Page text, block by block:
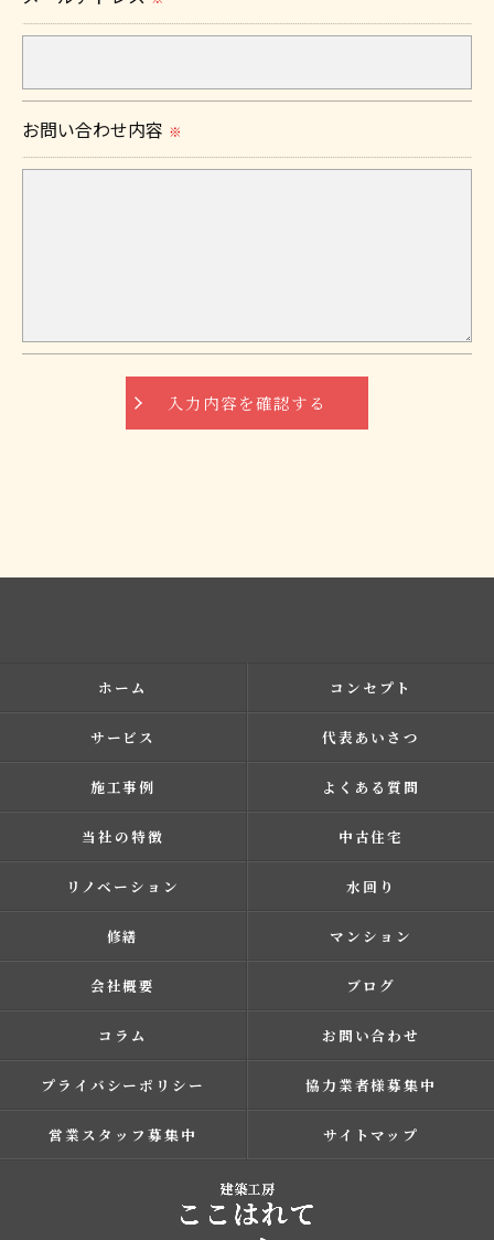
＜個人情報を与えなかった場合に生じる結果＞
＜個人情報の開示･訂正・削除･利用停止の手続につ
当社では、お客様の個人情報の開示･訂正･削除・利
きにつきましては、お電話でお問合せ下さい。
お問い合わせ内容 ※
ホーム コンセプト
サービス 代表あいさつ
施工事例 よくある質問
当社の特徴 中古住宅
リノベーション 水回り
修繕 マンション
会社概要 ブログ
コラム お問い合わせ
プライバシーポリシー 協力業者様募集中
営業スタッフ募集中 サイトマップ